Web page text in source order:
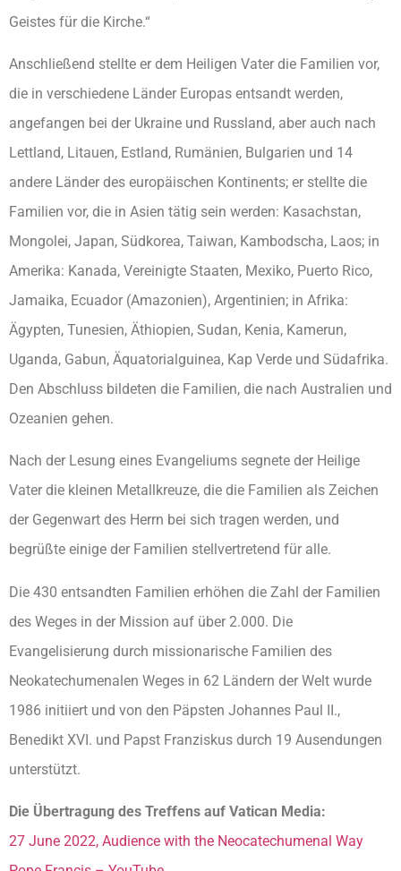
Geistes für die Kirche.“
Anschließend stellte er dem Heiligen Vater die Familien vor,
die in verschiedene Länder Europas entsandt werden,
angefangen bei der Ukraine und Russland, aber auch nach
Lettland, Litauen, Estland, Rumänien, Bulgarien und 14
andere Länder des europäischen Kontinents; er stellte die
Familien vor, die in Asien tätig sein werden: Kasachstan,
Mongolei, Japan, Südkorea, Taiwan, Kambodscha, Laos; in
Amerika: Kanada, Vereinigte Staaten, Mexiko, Puerto Rico,
Jamaika, Ecuador (Amazonien), Argentinien; in Afrika:
Ägypten, Tunesien, Äthiopien, Sudan, Kenia, Kamerun,
Uganda, Gabun, Äquatorialguinea, Kap Verde und Südafrika.
Den Abschluss bildeten die Familien, die nach Australien und
Ozeanien gehen.
Nach der Lesung eines Evangeliums segnete der Heilige
Vater die kleinen Metallkreuze, die die Familien als Zeichen
der Gegenwart des Herrn bei sich tragen werden, und
begrüßte einige der Familien stellvertretend für alle.
Die 430 entsandten Familien erhöhen die Zahl der Familien
des Weges in der Mission auf über 2.000. Die
Evangelisierung durch missionarische Familien des
Neokatechumenalen Weges in 62 Ländern der Welt wurde
1986 initiiert und von den Päpsten Johannes Paul II.,
Benedikt XVI. und Papst Franziskus durch 19 Ausendungen
unterstützt.
Die Übertragung des Treffens auf Vatican Media:
27 June 2022, Audience with the Neocatechumenal Way